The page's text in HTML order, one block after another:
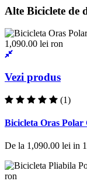
Alte Biciclete de
Vezi produs
(1)
Bicicleta Oras Polar
De la 1,090.00 lei in 1